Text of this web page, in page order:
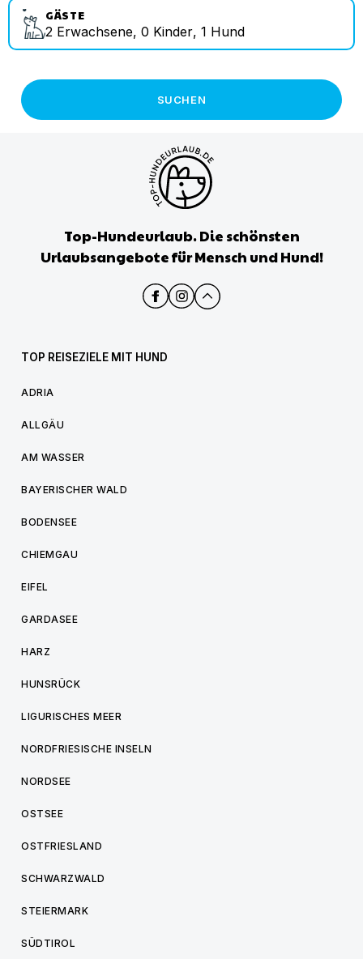
GÄSTE
2 Erwachsene, 0 Kinder, 1 Hund
SUCHEN
Top-Hundeurlaub. Die schönsten
Urlaubsangebote für Mensch und Hund!
TOP REISEZIELE MIT HUND
ADRIA
ALLGÄU
AM WASSER
BAYERISCHER WALD
BODENSEE
CHIEMGAU
EIFEL
GARDASEE
HARZ
HUNSRÜCK
LIGURISCHES MEER
NORDFRIESISCHE INSELN
NORDSEE
OSTSEE
OSTFRIESLAND
SCHWARZWALD
STEIERMARK
SÜDTIROL